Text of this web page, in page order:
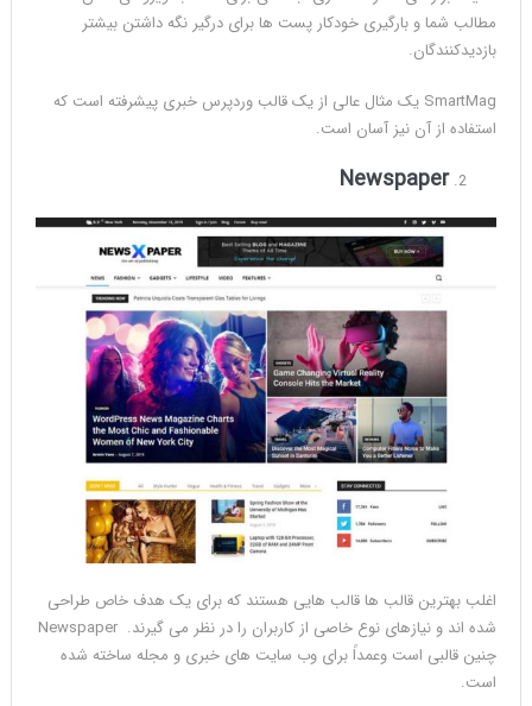
مطالب شما و بارگیری خودکار پست ها برای درگیر نگه داشتن بیشتر
بازدیدکنندگان.
SmartMag یک مثال عالی از یک قالب وردپرس خبری پیشرفته است که
استفاده از آن نیز آسان است.
Newspaper
اغلب بهترین قالب ها قالب هایی هستند که برای یک هدف خاص طراحی
شده اند و نیازهای نوع خاصی از کاربران را در نظر می گیرند. Newspaper
چنین قالبی است وعمداً برای وب سایت های خبری و مجله ساخته شده
است.